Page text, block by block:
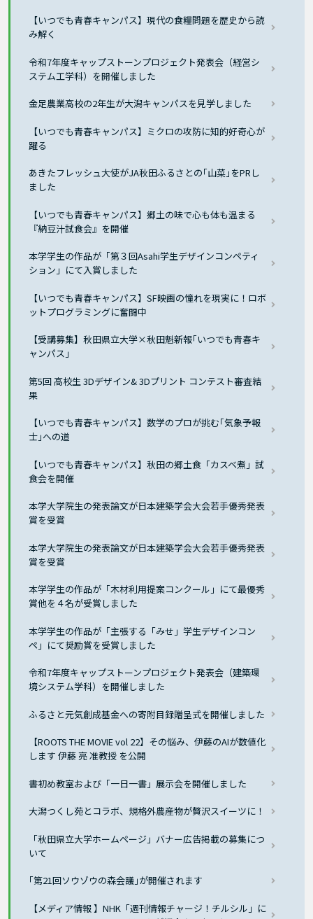
【いつでも青春キャンパス】現代の食糧問題を歴史から読
み解く
令和7年度キャップストーンプロジェクト発表会（経営シ
ステム工学科）を開催しました
金足農業高校の2年生が大潟キャンパスを見学しました
【いつでも青春キャンパス】ミクロの攻防に知的好奇心が
躍る
あきたフレッシュ大使がJA秋田ふるさとの｢山菜｣をPRし
ました
【いつでも青春キャンパス】郷土の味で心も体も温まる
『納豆汁試食会』を開催
本学学生の作品が「第３回Asahi学生デザインコンペティ
ション」にて入賞しました
【いつでも青春キャンパス】SF映画の憧れを現実に！ロボ
ットプログラミングに奮闘中
【受講募集】秋田県立大学×秋田魁新報｢いつでも青春キ
ャンパス｣
第5回 高校生 3Dデザイン& 3Dプリント コンテスト審査結
果
【いつでも青春キャンパス】数学のプロが挑む｢気象予報
士｣への道
【いつでも青春キャンパス】秋田の郷土食「カスベ煮」試
食会を開催
本学大学院生の発表論文が日本建築学会大会若手優秀発表
賞を受賞
本学大学院生の発表論文が日本建築学会大会若手優秀発表
賞を受賞
本学学生の作品が「木材利用提案コンクール」にて最優秀
賞他を４名が受賞しました
本学学生の作品が「主張する「みせ」学生デザインコン
ペ」にて奨励賞を受賞しました
令和7年度キャップストーンプロジェクト発表会（建築環
境システム学科）を開催しました
ふるさと元気創成基金への寄附目録贈呈式を開催しました
【ROOTS THE MOVIE vol 22】その悩み、伊藤のAIが数値化
します 伊藤 亮 准教授 を公開
書初め教室および「一日一書」展示会を開催しました
大潟つくし苑とコラボ、規格外農産物が贅沢スイーツに！
「秋田県立大学ホームページ」バナー広告掲載の募集につ
いて
｢第21回ソウゾウの森会議｣が開催されます
【メディア情報 】NHK「週刊情報チャージ！チルシル」に